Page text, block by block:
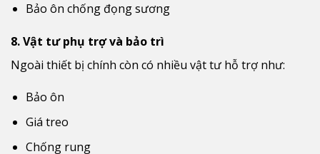
Bảo ôn chống đọng sương
8. Vật tư phụ trợ và bảo trì
Ngoài thiết bị chính còn có nhiều vật tư hỗ trợ như:
Bảo ôn
Giá treo
Chống rung